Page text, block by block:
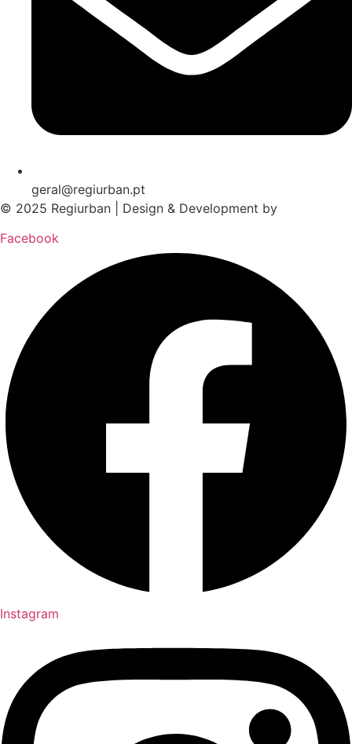
geral@regiurban.pt
© 2025 Regiurban | Design & Development by
Facebook
Instagram